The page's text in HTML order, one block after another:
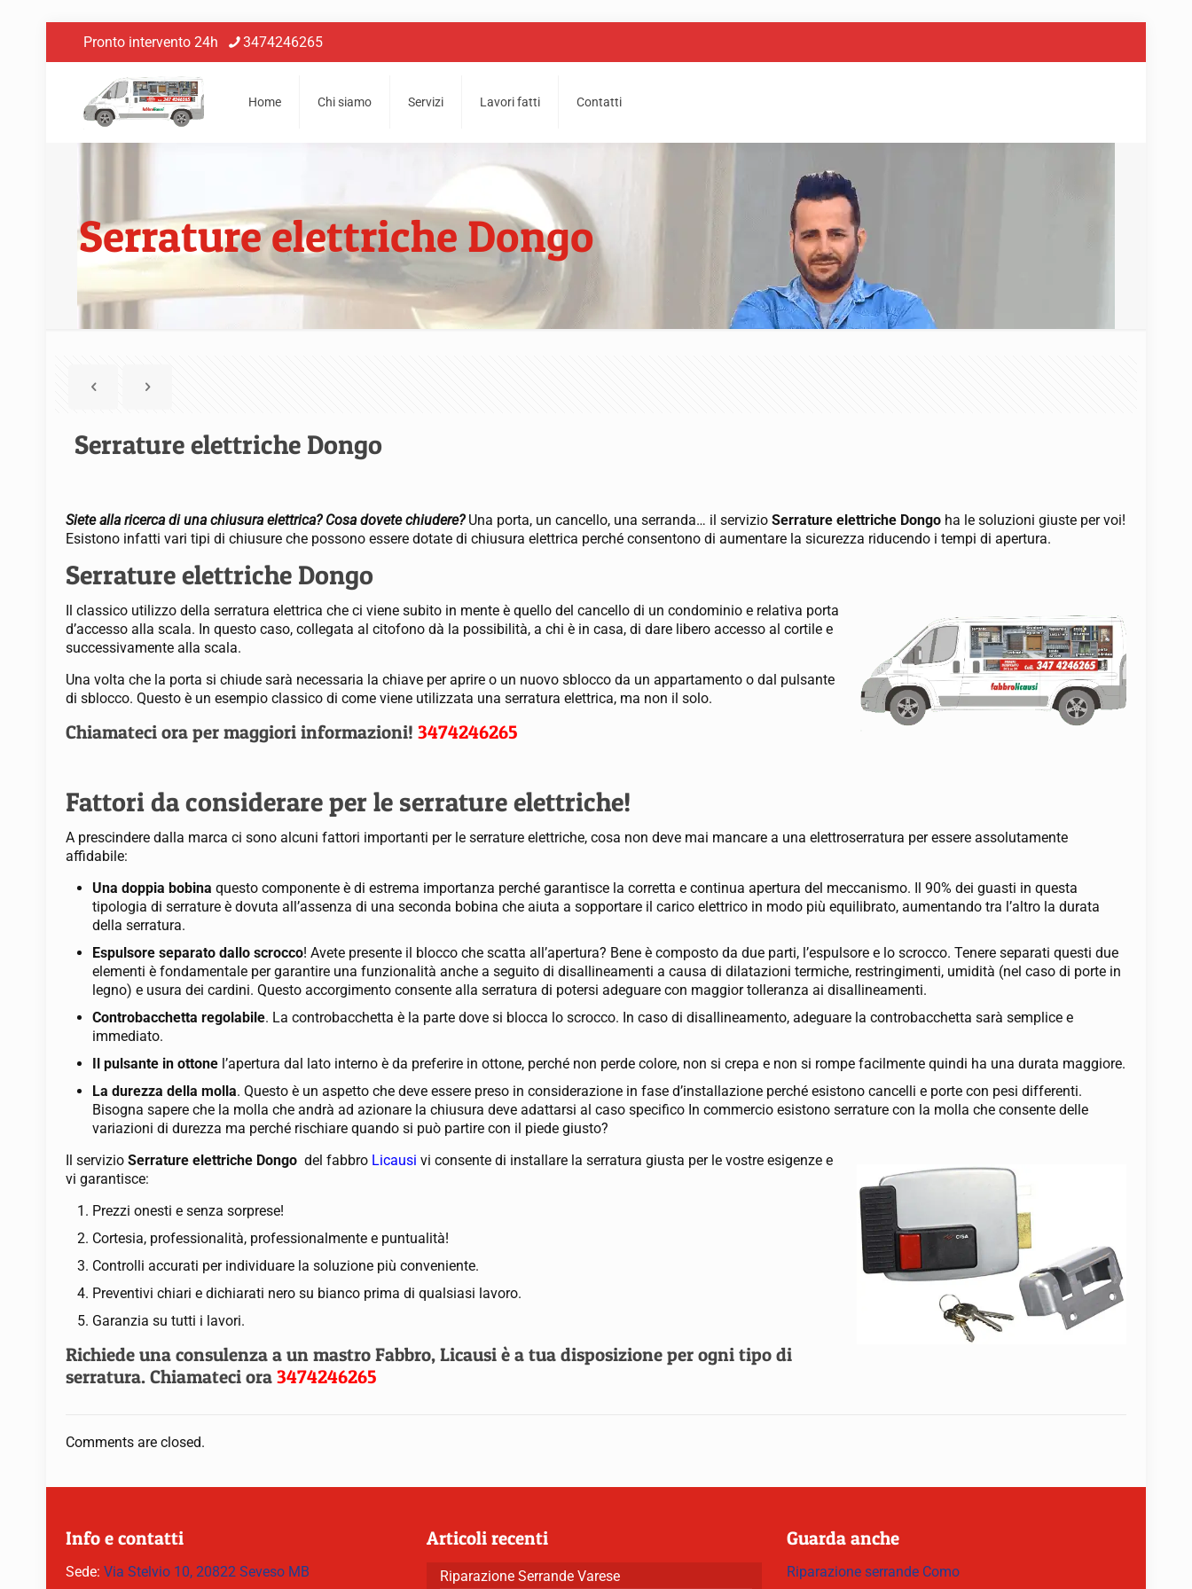
Pronto intervento 24h 3474246265
Home Chi siamo Servizi Lavori fatti Contatti
Serrature elettriche Dongo
Serrature elettriche Dongo
Siete alla ricerca di una chiusura elettrica? Cosa dovete chiudere?Una porta, un cancello, una serranda… il servizioSerrature elettriche Dongo ha le soluzioni giuste per voi!
Esistono infatti vari tipi di chiusure che possono essere dotate di chiusura elettrica perché consentono di aumentare la sicurezza riducendo i tempi di apertura.
Serrature elettriche Dongo
Il classico utilizzo della serratura elettrica che ci viene subito in mente è quello del cancello di un condominio e relativa porta
d’accesso alla scala. In questo caso, collegata al citofono dà la possibilità, a chi è in casa, di dare libero accesso al cortile e
successivamente alla scala.
Una volta che la porta si chiude sarà necessaria la chiave per aprire o un nuovo sblocco da un appartamento o dal pulsante
di sblocco. Questo è un esempio classico di come viene utilizzata una serratura elettrica, ma non il solo.
Chiamateci ora per maggiori informazioni!3474246265
Fattori da considerare per le serrature elettriche!
A prescindere dalla marca ci sono alcuni fattori importanti per le serrature elettriche, cosa non deve mai mancare a una elettroserratura per essere assolutamente
affidabile:
Una doppia bobina questo componente è di estrema importanza perché garantisce la corretta e continua apertura del meccanismo. Il 90% dei guasti in questa
tipologia di serrature è dovuta all’assenza di una seconda bobina che aiuta a sopportare il carico elettrico in modo più equilibrato, aumentando tra l’altro la durata
della serratura.
Espulsore separato dallo scrocco! Avete presente il blocco che scatta all’apertura? Bene è composto da due parti, l’espulsore e lo scrocco. Tenere separati questi due
elementi è fondamentale per garantire una funzionalità anche a seguito di disallineamenti a causa di dilatazioni termiche, restringimenti, umidità (nel caso di porte in
legno) e usura dei cardini. Questo accorgimento consente alla serratura di potersi adeguare con maggior tolleranza ai disallineamenti.
Controbacchetta regolabile. La controbacchetta è la parte dove si blocca lo scrocco. In caso di disallineamento, adeguare la controbacchetta sarà semplice e
immediato.
Il pulsante in ottone l’apertura dal lato interno è da preferire in ottone, perché non perde colore, non si crepa e non si rompe facilmente quindi ha una durata maggiore.
La durezza della molla. Questo è un aspetto che deve essere preso in considerazione in fase d’installazione perché esistono cancelli e porte con pesi differenti.
Bisogna sapere che la molla che andrà ad azionare la chiusura deve adattarsi al caso specifico In commercio esistono serrature con la molla che consente delle
variazioni di durezza ma perché rischiare quando si può partire con il piede giusto?
Il servizioSerrature elettriche Dongodel fabbro Licausi vi consente di installare la serratura giusta per le vostre esigenze e
vi garantisce:
Prezzi onesti e senza sorprese!
Cortesia, professionalità, professionalmente e puntualità!
Controlli accurati per individuare la soluzione più conveniente.
Preventivi chiari e dichiarati nero su bianco prima di qualsiasi lavoro.
Garanzia su tutti i lavori.
Richiede una consulenza a un mastro Fabbro, Licausi è a tua disposizione per ogni tipo di
serratura. Chiamateci ora3474246265
Comments are closed.
Info e contatti
Sede: Via Stelvio 10, 20822 Seveso MB
Articoli recenti
Riparazione Serrande Varese
Guarda anche
Riparazione serrande Como